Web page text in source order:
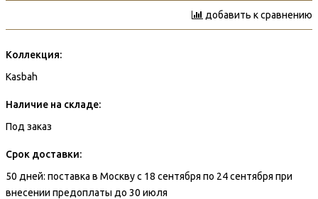
добавить к сравнению
Коллекция:
Kasbah
Наличие на складе:
Под заказ
Срок доставки:
50 дней: поставка в Москву с 18 сентября по 24 сентября при
внесении предоплаты до 30 июля